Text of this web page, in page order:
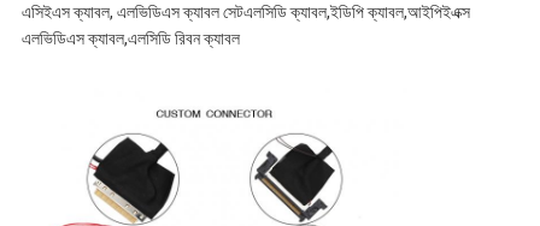
এসিইএস ক্যাবল, এলভিডিএস ক্যাবল সেটএলসিডি ক্যাবল,ইডিপি ক্যাবল,আইপিইএক্স
এলভিডিএস ক্যাবল,এলসিডি রিবন ক্যাবল